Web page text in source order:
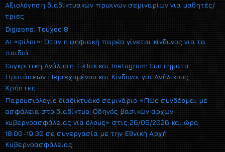
Αξιολόγηση διαδικτυακών πρωινών σεμιναρίων για μαθητές/
τριες
Digizens: Τεύχος 8
AI «φίλοι»: Όταν η ψηφιακή παρέα γίνεται κίνδυνος για τα
παιδιά
Συγκριτική Ανάλυση TikTok και Instagram: Συστήματα
Προτάσεων Περιεχομένου και Κίνδυνοι για Ανήλικους
Χρήστες
Παρουσιολόγιο διαδικτυακό σεμινάριο «Πώς συνδέομαι με
ασφάλεια στο διαδίκτυο; Οδηγός βασικών αρχών
κυβερνοασφάλειας για όλους» στις 26/05/2026 και ώρα
18:00-19:30 σε συνεργασία με την Εθνική Αρχή
Κυβερνοασφάλειας